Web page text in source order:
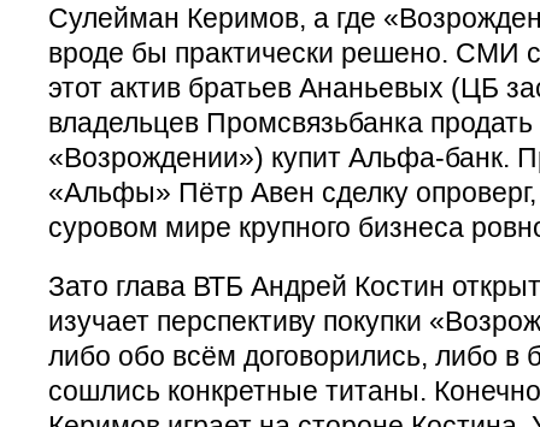
Сулейман Керимов, а где
вроде бы практически решено. СМИ
этот актив братьев Ананьевых (ЦБ
владельцев Промсвязьбанка продать
«Возрождении») купит Альфа-банк.
«Альфы» Пётр Авен сделку
суровом мире крупного бизнеса
Зато глава ВТБ Андрей Костин
изучает перспективу покупки
либо обо всём договорились, либо в
сошлись конкретные титаны.